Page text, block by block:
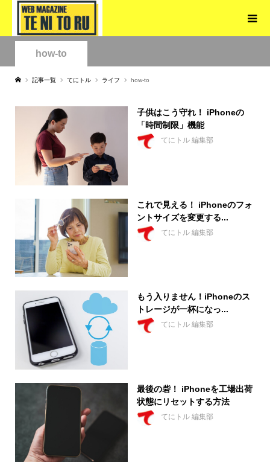
how-to
記事一覧 てにトル ライフ how-to
子供はこう守れ！ iPhoneの
「時間制限」機能
てにトル 編集部
これで見える！ iPhoneのフォ
ントサイズを変更する...
てにトル 編集部
もう入りません！iPhoneのス
トレージが一杯になっ...
てにトル 編集部
最後の砦！ iPhoneを工場出荷
状態にリセットする方法
てにトル 編集部